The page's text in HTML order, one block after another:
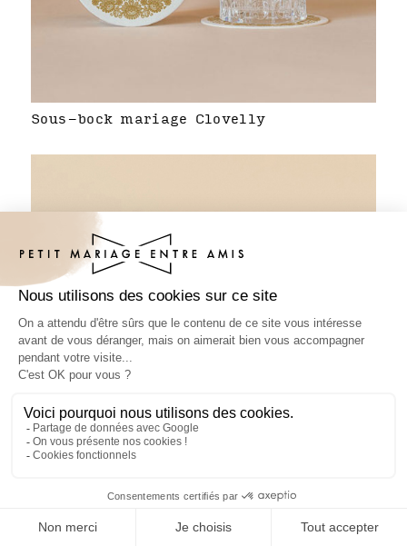
Sous-bock mariage Clovelly